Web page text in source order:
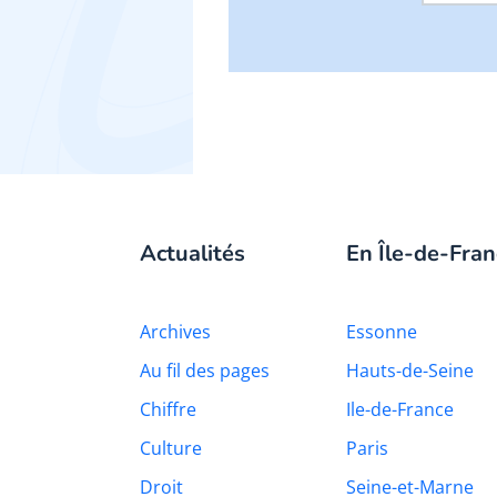
Actualités
Archives
Au fil des pages
Chiffre
Culture
Droit
En Île-de-
Essonne
Hauts-de-Seine
Ile-de-France
Paris
Seine-et-Marne